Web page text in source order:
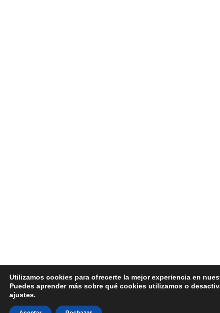
Utilizamos cookies para ofrecerte la mejor experiencia en
Puedes aprender más sobre qué cookies utilizamos o
ajustes.